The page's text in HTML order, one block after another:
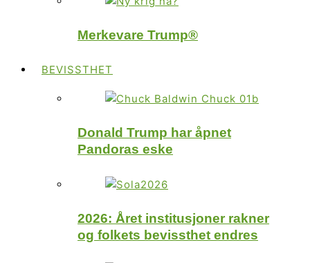
Merkevare Trump®
BEVISSTHET
Donald Trump har åpnet
Pandoras eske
2026: Året institusjoner rakner
og folkets bevissthet endres